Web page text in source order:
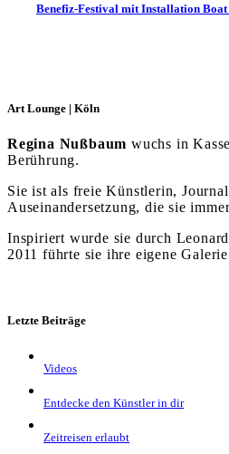
Benefiz-Festival mit Installation Boat
Art Lounge | Köln
Regina Nußbaum wuchs in
Berührung.
Sie ist als freie Künstlerin,
Auseinandersetzung, die sie
Inspiriert wurde sie durch
2011 führte sie ihre eigene Galerie
Letzte Beiträge
Videos
Entdecke den Künstler in dir
Zeitreisen erlaubt